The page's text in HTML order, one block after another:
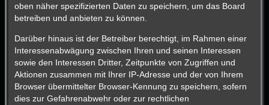
oben näher spezifizierten Daten zu speichern, um das Board
betreiben und anbieten zu können.
Darüber hinaus ist der Betreiber berechtigt, im Rahmen einer
Interessenabwägung zwischen Ihren und seinen Interessen
sowie den Interessen Dritter, Zeitpunkte von Zugriffen und
Aktionen zusammen mit Ihrer IP-Adresse und der von Ihrem
Browser übermittelter Browser-Kennung zu speichern, sofern
dies zur Gefahrenabwehr oder zur rechtlichen